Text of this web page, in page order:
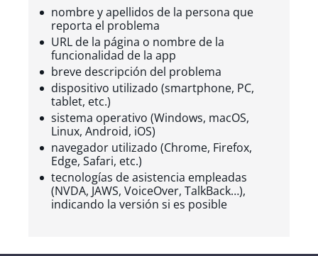
nombre y apellidos de la persona que
reporta el problema
URL de la página o nombre de la
funcionalidad de la app
breve descripción del problema
dispositivo utilizado (smartphone, PC,
tablet, etc.)
sistema operativo (Windows, macOS,
Linux, Android, iOS)
navegador utilizado (Chrome, Firefox,
Edge, Safari, etc.)
tecnologías de asistencia empleadas
(NVDA, JAWS, VoiceOver, TalkBack…),
indicando la versión si es posible